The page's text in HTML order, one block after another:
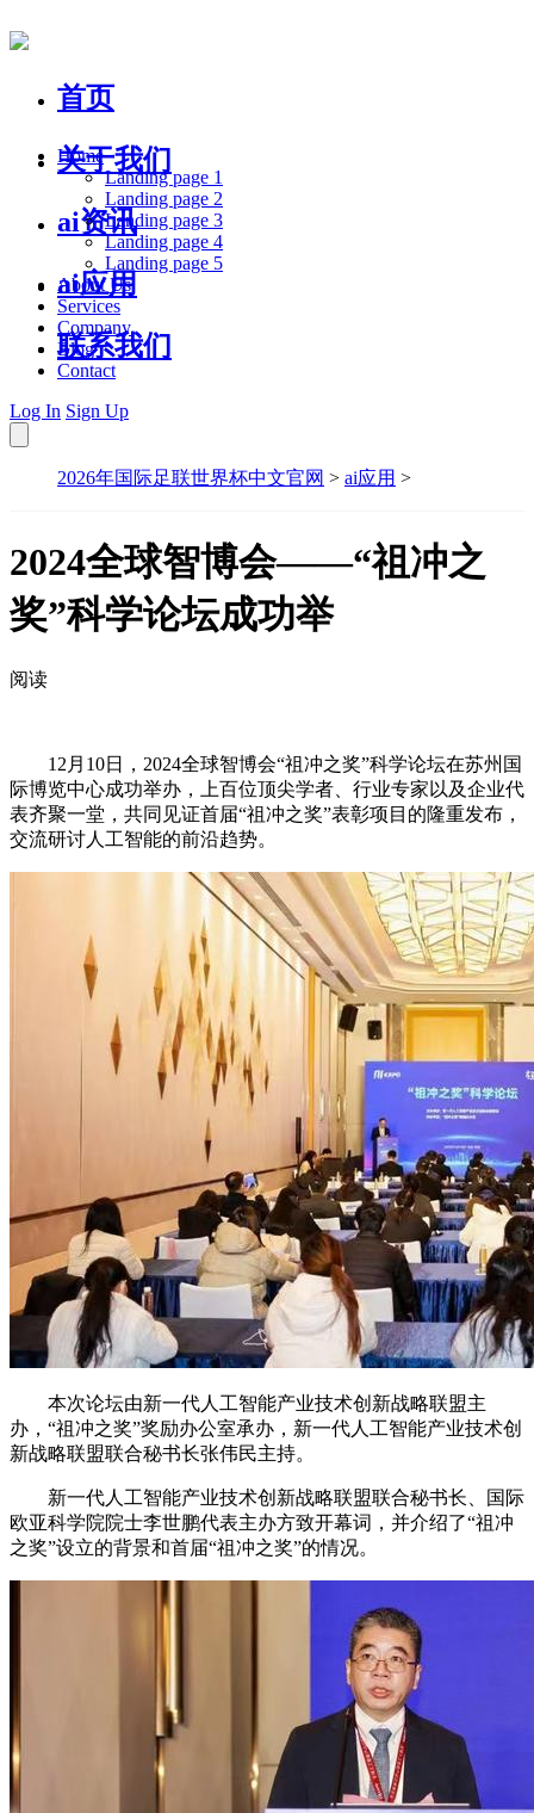
首页
关于我们
ai资讯
ai应用
联系我们
Home
Landing page 1
Landing page 2
Landing page 3
Landing page 4
Landing page 5
About Us
Services
Company
Blog
Contact
Log In Sign Up
2026年国际足联世界杯中文官网 > ai应用 >
2024全球智博会——“祖冲之
奖”科学论坛成功举
阅读
12月10日，2024全球智博会“祖冲之奖”科学论坛在苏州国
际博览中心成功举办，上百位顶尖学者、行业专家以及企业代
表齐聚一堂，共同见证首届“祖冲之奖”表彰项目的隆重发布，
交流研讨人工智能的前沿趋势。
本次论坛由新一代人工智能产业技术创新战略联盟主
办，“祖冲之奖”奖励办公室承办，新一代人工智能产业技术创
新战略联盟联合秘书长张伟民主持。
新一代人工智能产业技术创新战略联盟联合秘书长、国际
欧亚科学院院士李世鹏代表主办方致开幕词，并介绍了“祖冲
之奖”设立的背景和首届“祖冲之奖”的情况。